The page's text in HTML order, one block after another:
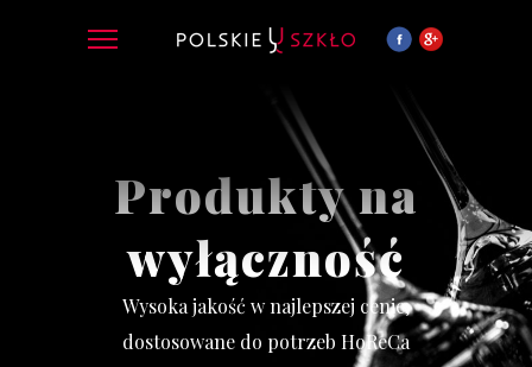
Produkty na
wyłączność
Wysoka jakość w najlepszej cenie,
dostosowane do potrzeb HoReCa